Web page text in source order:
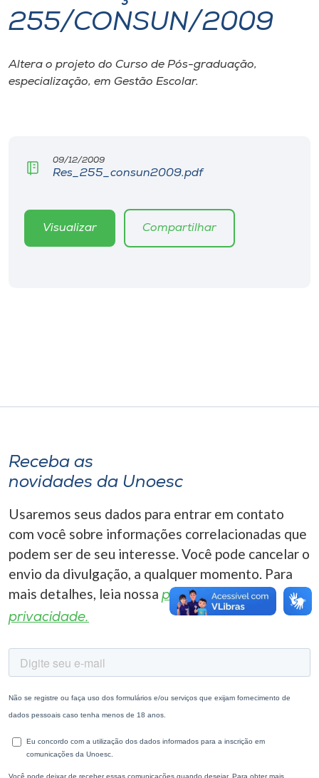
I.nova
Diplomados
CPA
Editora
Selecione
o idioma
255/CONSUN/2009
Altera o projeto do Curso de Pós-graduação,
especialização, em Gestão Escolar.
09/12/2009
Res_255_consun2009.pdf
Visualizar Compartilhar
Receba as
novidades da Unoesc
Usaremos seus dados para entrar em contato
com você sobre informações correlacionadas que
podem ser de seu interesse. Você pode cancelar o
envio da divulgação, a qualquer momento. Para
mais detalhes, leia nossa política de
privacidade.